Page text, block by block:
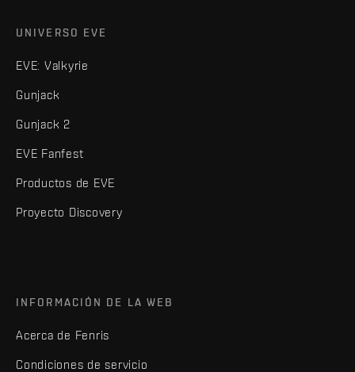
UNIVERSO EVE
EVE: Valkyrie
Gunjack
Gunjack 2
EVE Fanfest
Productos de EVE
Proyecto Discovery
INFORMACIÓN DE LA WEB
Acerca de Fenris
Condiciones de servicio